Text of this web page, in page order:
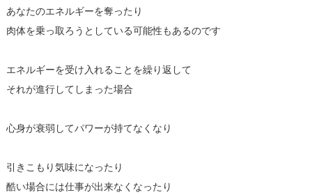
あなたのエネルギーを奪ったり
肉体を乗っ取ろうとしている可能性もあるのです
エネルギーを受け入れることを繰り返して
それが進行してしまった場合
心身が衰弱してパワーが持てなくなり
引きこもり気味になったり
酷い場合には仕事が出来なくなったり